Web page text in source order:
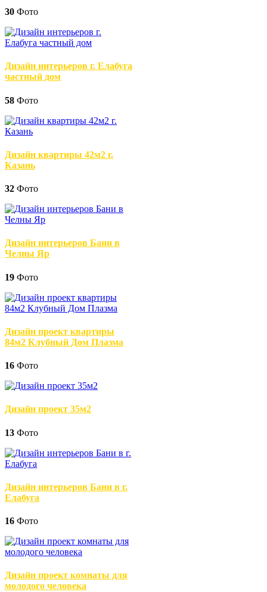
30 Фото
Дизайн интерьеров г. Елабуга
частный дом
58 Фото
Дизайн квартиры 42м2 г.
Казань
32 Фото
Дизайн интерьеров Бани в
Челны Яр
19 Фото
Дизайн проект квартиры
84м2 Клубный Дом Плазма
16 Фото
Дизайн проект 35м2
13 Фото
Дизайн интерьеров Бани в г.
Елабуга
16 Фото
Дизайн проект комнаты для
молодого человека